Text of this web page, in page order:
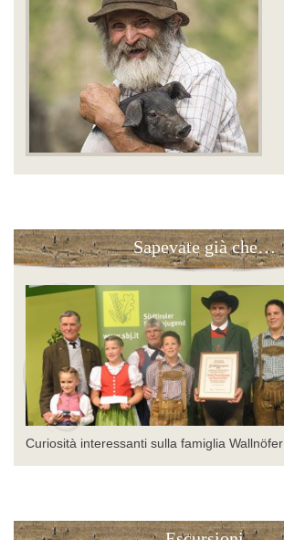
Sapevate già che…
Curiosità interessanti sulla famiglia Wallnöfer